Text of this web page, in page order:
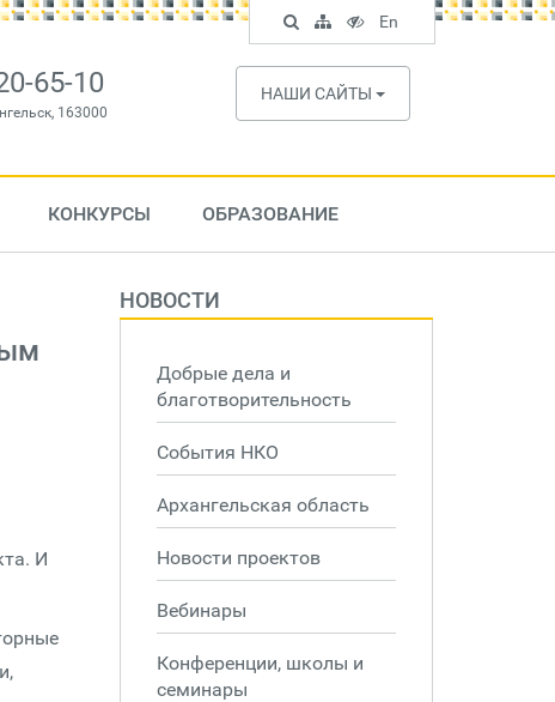
65-10
163000
НАШИ САЙТЫ
КОНКУРСЫ ОБРАЗОВАНИЕ
И
НОВОСТИ
Добрые дела и
благотворительность
События НКО
Архангельская область
Новости проектов
Вебинары
Конференции, школы и
семинары
Поиск
по
сайту
Карта
сайта
Версия
для
слабовидящих
En
English